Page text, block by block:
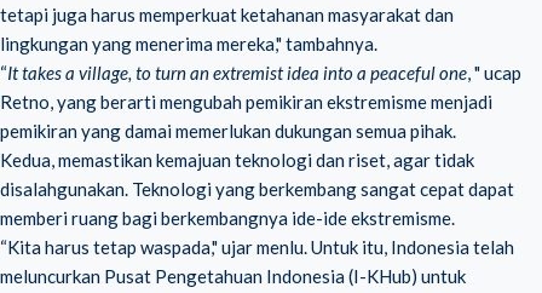
tetapi juga harus memperkuat ketahanan masyarakat dan
lingkungan yang menerima mereka," tambahnya.
“It takes a village, to turn an extremist idea into a peaceful one, " ucap
Retno, yang berarti mengubah pemikiran ekstremisme menjadi
pemikiran yang damai memerlukan dukungan semua pihak.
Kedua, memastikan kemajuan teknologi dan riset, agar tidak
disalahgunakan. Teknologi yang berkembang sangat cepat dapat
memberi ruang bagi berkembangnya ide-ide ekstremisme.
“Kita harus tetap waspada," ujar menlu. Untuk itu, Indonesia telah
meluncurkan Pusat Pengetahuan Indonesia (I-KHub) untuk